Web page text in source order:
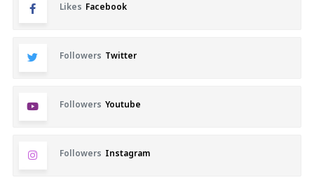
Likes Facebook
Followers Twitter
Followers Youtube
Followers Instagram